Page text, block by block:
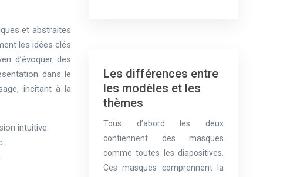
et abstraites
les idées clés
d’évoquer des
dans le
incitant à la
intuitive.
Les différences entre
les modèles et les
thèmes
Tous d’abord les deux
contiennent des masques
comme toutes les diapositives.
Ces masques comprennent la